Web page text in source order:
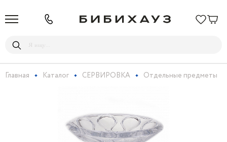
Главная Каталог СЕРВИРОВКА Отдельные предметы